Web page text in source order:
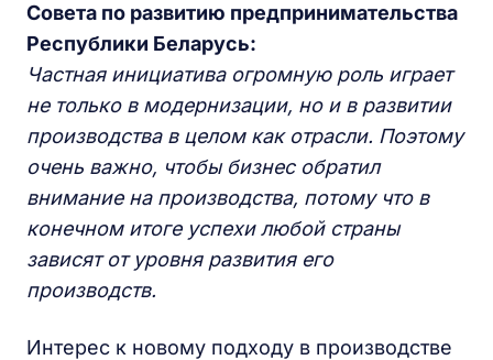
Совета по развитию предпринимательства
Республики Беларусь:
Частная инициатива огромную роль играет
не только в модернизации, но и в развитии
производства в целом как отрасли. Поэтому
очень важно, чтобы бизнес обратил
внимание на производства, потому что в
конечном итоге успехи любой страны
зависят от уровня развития его
производств.
Интерес к новому подходу в производстве